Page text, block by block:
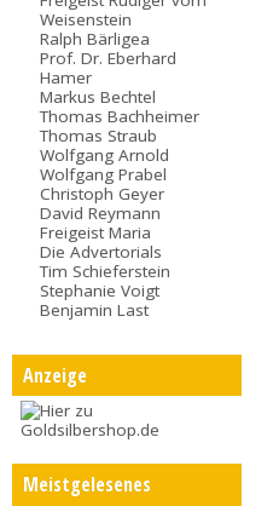
Weisenstein
Ralph Bärligea
Prof. Dr. Eberhard
Hamer
Markus Bechtel
Thomas Bachheimer
Thomas Straub
Wolfgang Arnold
Wolfgang Prabel
Christoph Geyer
David Reymann
Freigeist Maria
Die Advertorials
Tim Schieferstein
Stephanie Voigt
Benjamin Last
Anzeige
Meistgelesenes